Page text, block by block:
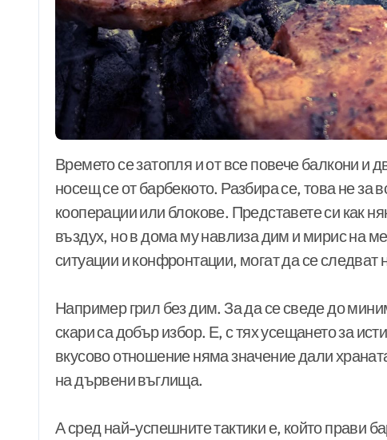
Времето се затопля и от все повече балкони и дворове започва да се усеща ароматът,
носещ се от барбекюто. Разбира се, това не за
кооперации или блокове. Представете си как
въздух, но в дома му навлиза дим и мирис на
ситуации и конфронтации, могат да се следват
Например грил без дим. За да се сведе до
скари са добър избор. Е, с тях усещането за
вкусово отношение няма значение дали
на дървени въглища.
А сред най-успешните тактики е, който прави